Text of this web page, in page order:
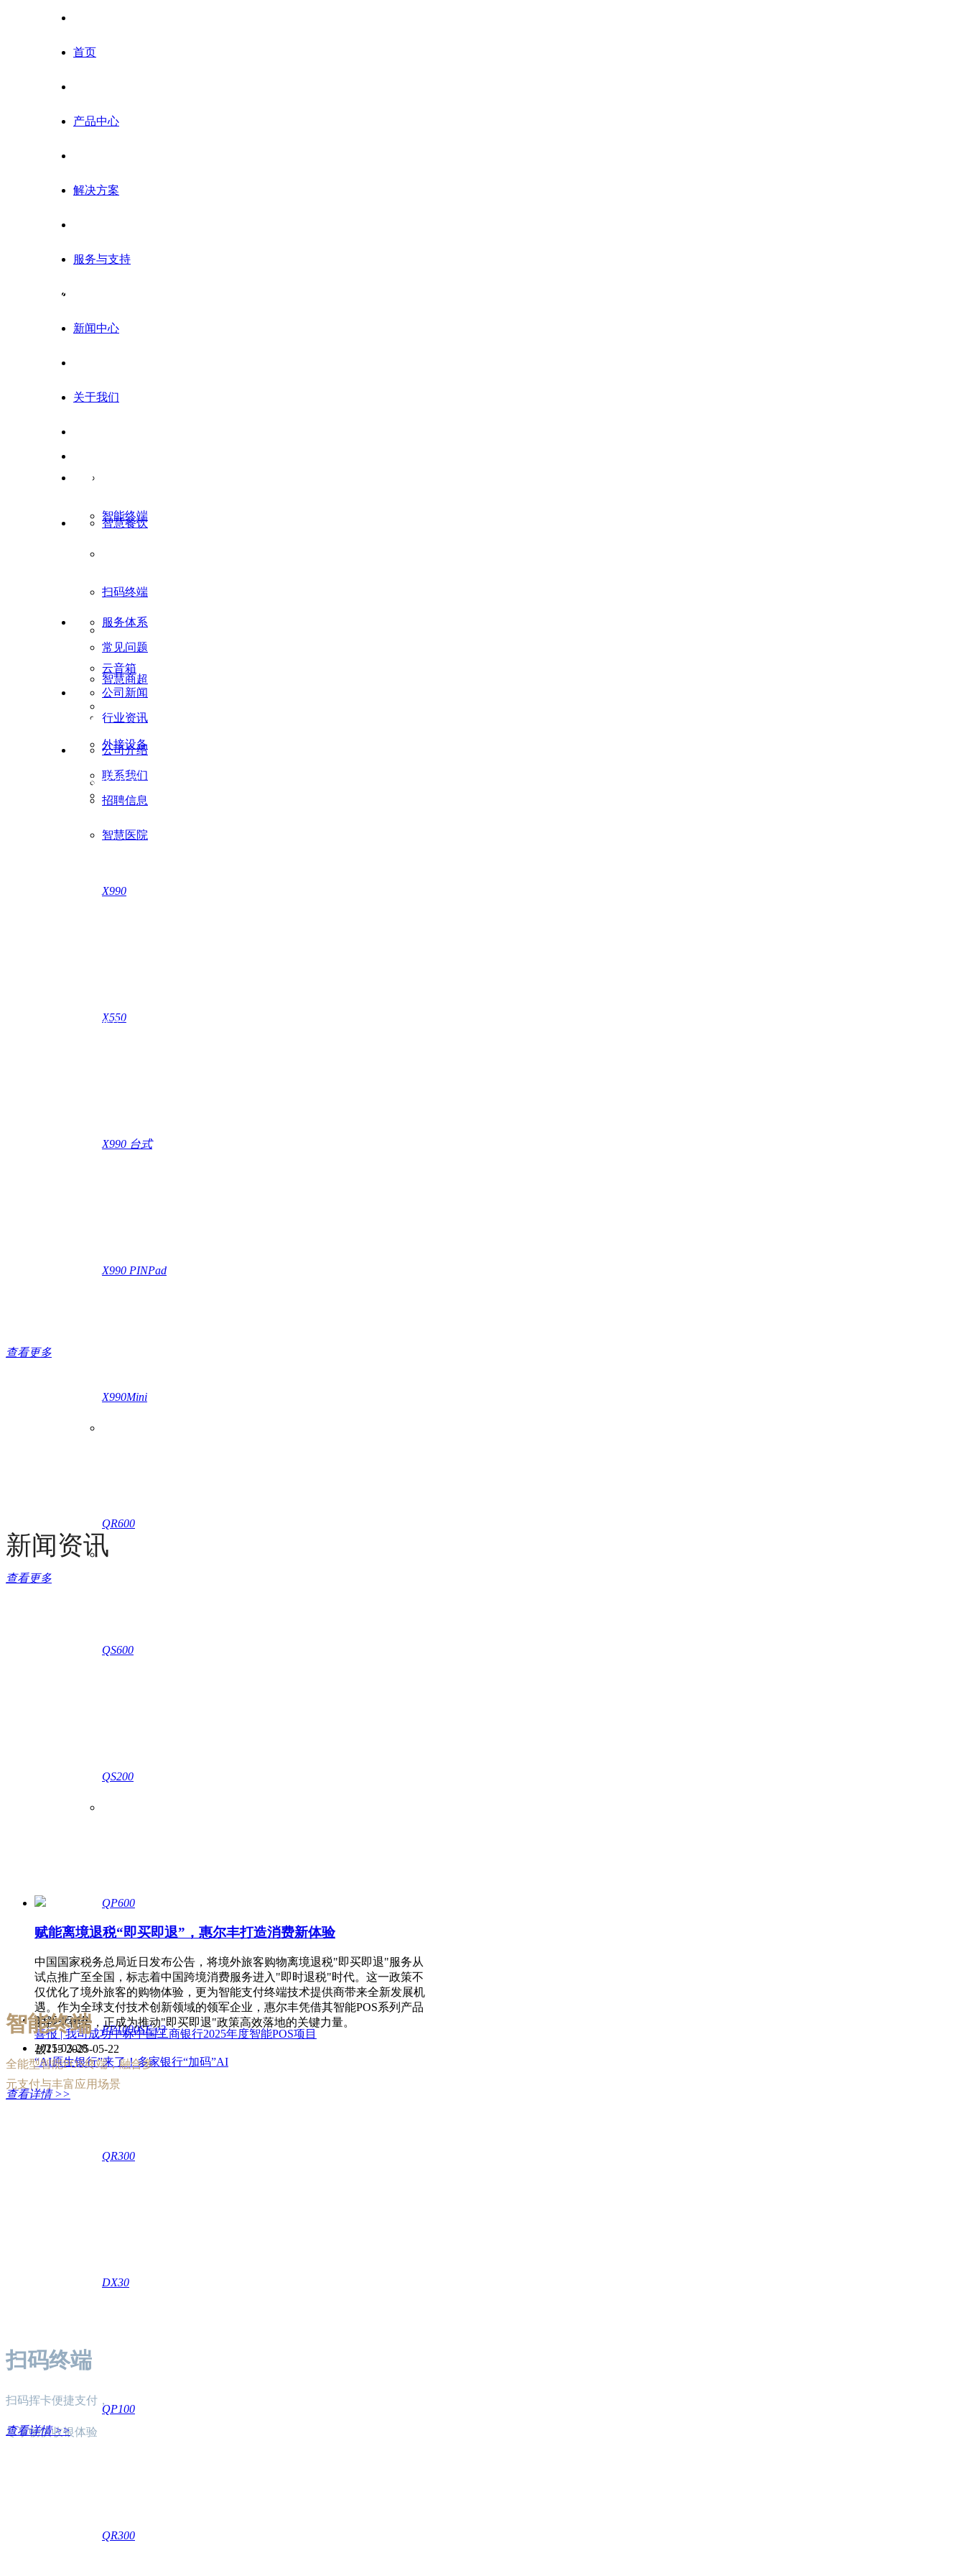
首页
产品中心
解决方案
服务与支持
新闻中心
关于我们
智能终端
扫码终端
云音箱
外接设备
X990
X550
X990 台式
X990 PINPad
X990Mini
QR600
QS600
QS200
QP600
PP1000SE v3
QR300
DX30
QP100
QR300
智慧餐饮
智慧商超
智慧医院
服务体系
常见问题
公司新闻
行业资讯
公司介绍
联系我们
招聘信息
30
行业经验30多年
100
150+
业务涵盖150多国家
自主研发软件应用
查看更多
新闻资讯
查看更多
赋能离境退税“即买即退”，惠尔丰打造消费新体验
中国国家税务总局近日发布公告，将境外旅客购物离境退税"即买即退"服务从
试点推广至全国，标志着中国跨境消费服务进入"即时退税"时代。这一政策不
仅优化了境外旅客的购物体验，更为智能支付终端技术提供商带来全新发展机
遇。作为全球支付技术创新领域的领军企业，惠尔丰凭借其智能POS系列产品
的技术优势，正成为推动"即买即退"政策高效落地的关键力量。
넶115 2025-05-22
2025-05-15
喜报 | 我司成功中标中国工商银行2025年度智能POS项目
2025-03-28
“AI原生银行”来了！多家银行“加码”AI
智能终端
全能型智能POS终端，融合多
元支付与丰富应用场景
查看详情 >>
扫码终端
扫码挥卡便捷支付，
尽享畅快收银体验
查看详情 >>